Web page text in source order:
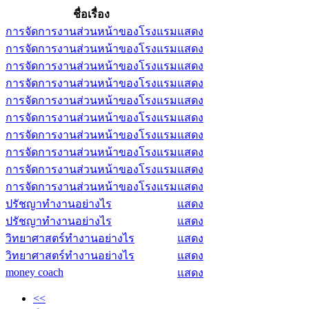
ชื่อเรื่อง
การจัดการงานส่วนหน้าของโรงแรมแสดง
การจัดการงานส่วนหน้าของโรงแรมแสดง
การจัดการงานส่วนหน้าของโรงแรมแสดง
การจัดการงานส่วนหน้าของโรงแรมแสดง
การจัดการงานส่วนหน้าของโรงแรมแสดง
การจัดการงานส่วนหน้าของโรงแรมแสดง
การจัดการงานส่วนหน้าของโรงแรมแสดง
การจัดการงานส่วนหน้าของโรงแรมแสดง
การจัดการงานส่วนหน้าของโรงแรมแสดง
การจัดการงานส่วนหน้าของโรงแรมแสดง
ปรัชญาทำงานอย่างไร
แสดง
ปรัชญาทำงานอย่างไร
แสดง
วิทยาศาสตร์ทำงานอย่างไร
แสดง
วิทยาศาสตร์ทำงานอย่างไร
แสดง
money coach
แสดง
<<